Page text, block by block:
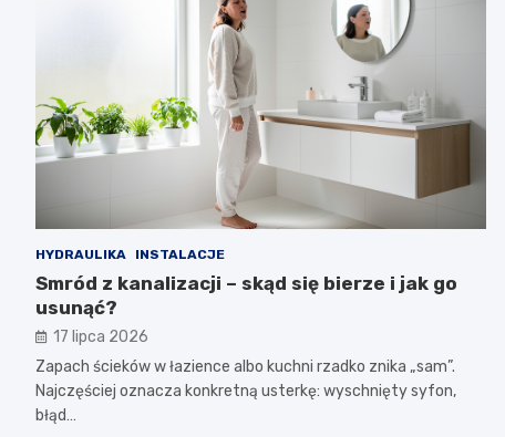
HYDRAULIKA INSTALACJE
Smród z kanalizacji – skąd się bierze i jak go
usunąć?
17 lipca 2026
Zapach ścieków w łazience albo kuchni rzadko znika „sam”.
Najczęściej oznacza konkretną usterkę: wyschnięty syfon,
błąd…